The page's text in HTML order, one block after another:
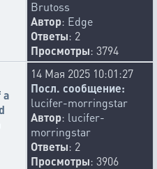
Brutoss
Автор: Edge
Ответы: 2
Просмотры: 3794
a
14 Мая 2025 10:01:27
Посл. сообщение:
lucifer-morringstar
Автор: lucifer-
morringstar
Ответы: 2
Просмотры: 3906